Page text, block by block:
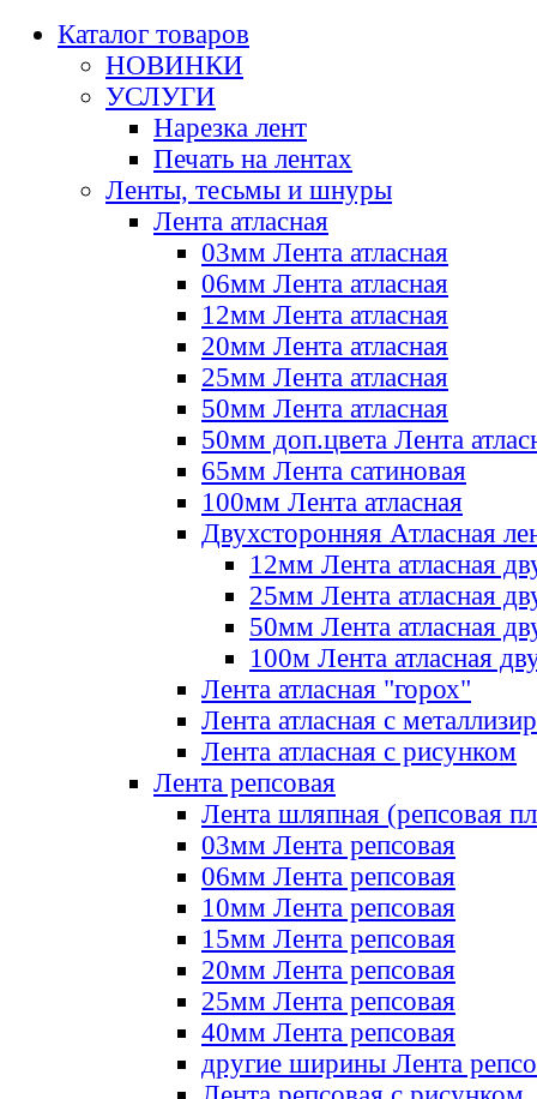
Каталог товаров
НОВИНКИ
УСЛУГИ
Нарезка лент
Печать на лентах
Ленты, тесьмы и шнуры
Лента атласная
03мм Лента атласная
06мм Лента атласная
12мм Лента атласная
20мм Лента атласная
25мм Лента атласная
50мм Лента атласная
50мм доп.цвета Лента
65мм Лента сатиновая
100мм Лента атласная
Двухсторонняя Атласная
12мм Лента атласная
25мм Лента атласная
50мм Лента атласная
100м Лента атласная
Лента атласная "горох"
Лента атласная с
Лента атласная с рисунком
Лента репсовая
Лента шляпная (репсовая
03мм Лента репсовая
06мм Лента репсовая
10мм Лента репсовая
15мм Лента репсовая
20мм Лента репсовая
25мм Лента репсовая
40мм Лента репсовая
другие ширины Лента